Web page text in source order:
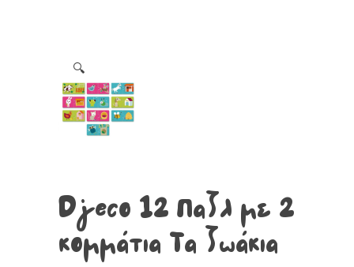
🔍
Djeco 12 Παζλ με 2
κομμάτια Τα ζωάκια